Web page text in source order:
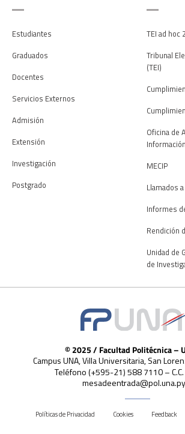
Estudiantes
Graduados
Docentes
Servicios Externos
Admisión
Extensión
Investigación
Postgrado
TEI ad hoc
Tribunal
(TEI)
Oficina de
Información
MECIP
Llamados
Informes
Rendición
Unidad de
de
© 2025 / Facultad Politécnica –
Campus UNA, Villa Universitaria, San
Teléfono (+595-21) 588 7110 –
Políticas de Privacidad Cookies Feedback